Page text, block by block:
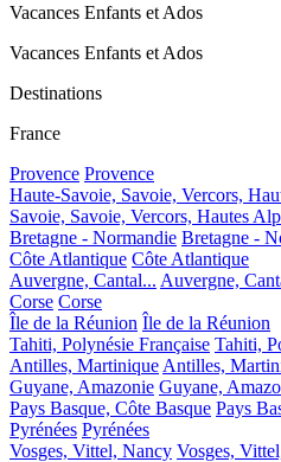
Vacances Enfants et Ados
Vacances Enfants et Ados
Destinations
France
Provence Provence
Haute-Savoie, Savoie, Vercors,
Savoie, Savoie, Vercors, Hautes
Bretagne - Normandie Bretagne -
Côte Atlantique Côte Atlantique
Auvergne, Cantal... Auvergne,
Corse Corse
Île de la Réunion Île de la Réunion
Tahiti, Polynésie Française Tahiti,
Antilles, Martinique Antilles,
Guyane, Amazonie Guyane,
Pays Basque, Côte Basque Pays
Pyrénées Pyrénées
Vosges, Vittel, Nancy Vosges,